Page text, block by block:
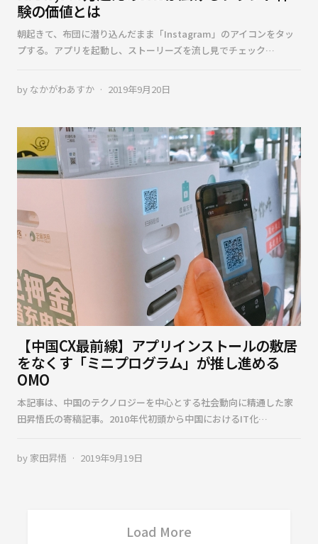
験の価値とは
朝起きて、布団に潜り込んだまま「Instagram」のアイコンをタッ
プする。アプリを起動し、ストーリーズを流し見でチェック…
by なかがわあすか 2019年9月20日
【中国CX最前線】アプリインストールの敷居
をなくす「ミニプログラム」が推し進める
OMO
本記事は、中国のテクノロジーを中心とする社会動向に精通した家
田昇悟氏の寄稿記事。2010年代初頭から中国におけるIT化…
by 家田昇悟 2019年9月19日
Load More